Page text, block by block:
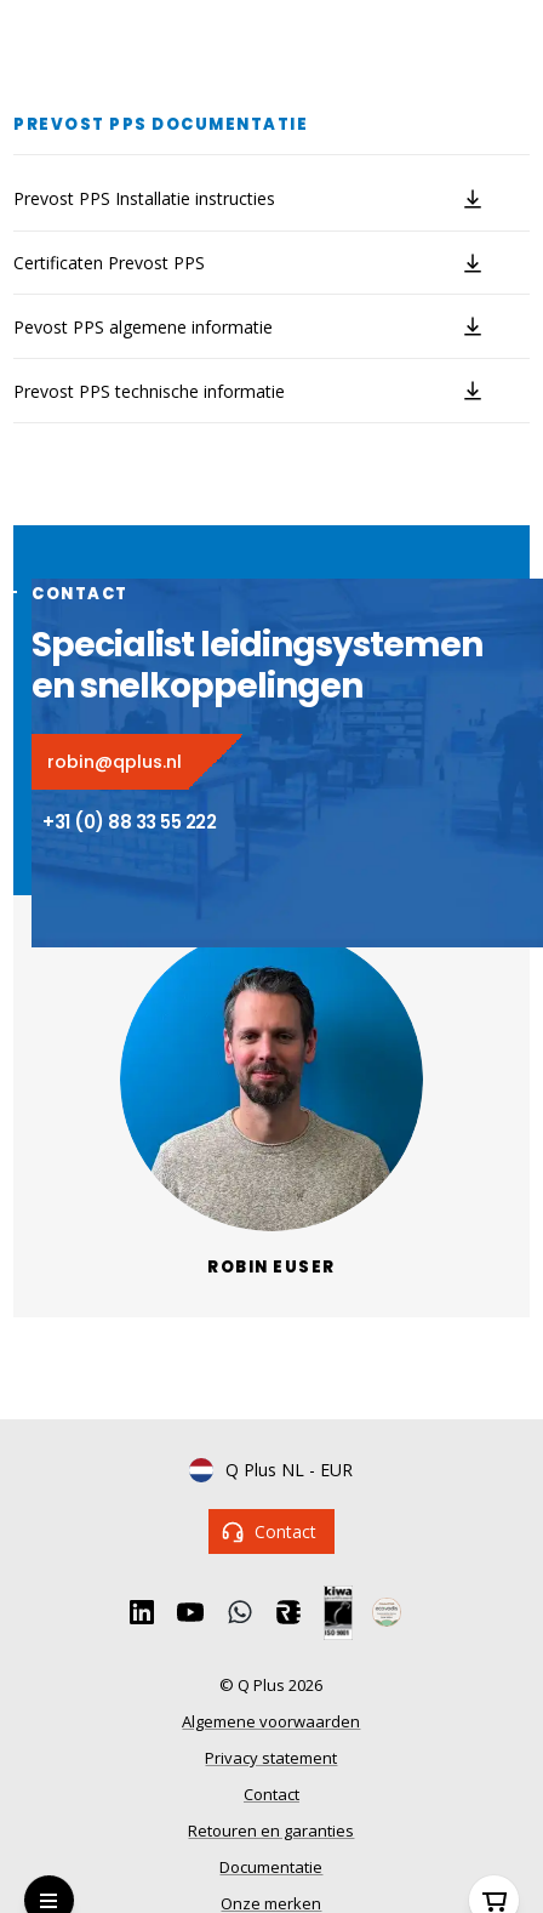
PREVOST PPS DOCUMENTATIE
Prevost PPS Installatie instructies
Certificaten Prevost PPS
Pevost PPS algemene informatie
Prevost PPS technische informatie
CONTACT
Specialist leidingsystemen
en snelkoppelingen
robin@qplus.nl
+31 (0) 88 33 55 222
ROBIN EUSER
Q Plus NL - EUR
Contact
© Q Plus 2026
Algemene voorwaarden
Privacy statement
Contact
Retouren en garanties
Documentatie
Onze merken